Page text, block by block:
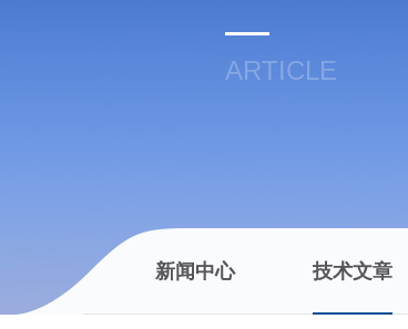
ARTICLE
新闻中心 技术文章